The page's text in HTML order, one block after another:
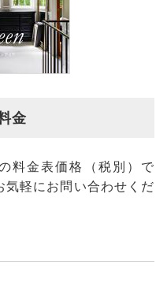
金
料金表価格（税別）で
軽にお問い合わせくだ